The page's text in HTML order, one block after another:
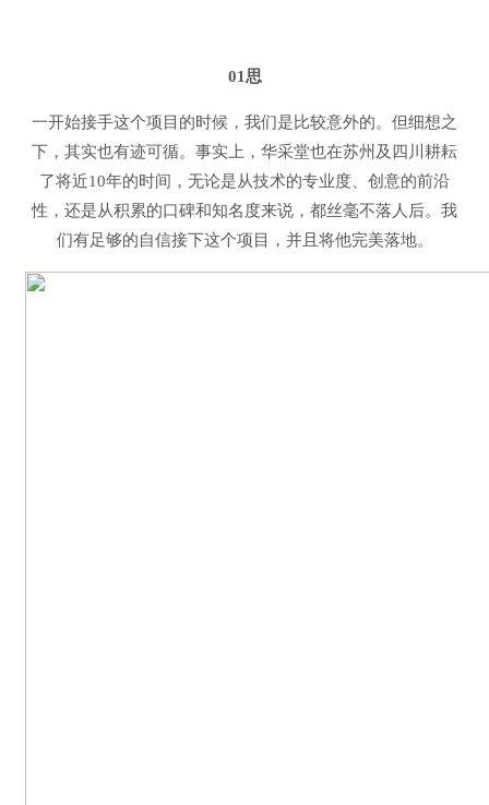
01思
一开始接手这个项目的时候，我们是比较意外的。但细想之
下，其实也有迹可循。事实上，华采堂也在苏州及四川耕耘
了将近10年的时间，无论是从技术的专业度、创意的前沿
性，还是从积累的口碑和知名度来说，都丝毫不落人后。我
们有足够的自信接下这个项目，并且将他完美落地。